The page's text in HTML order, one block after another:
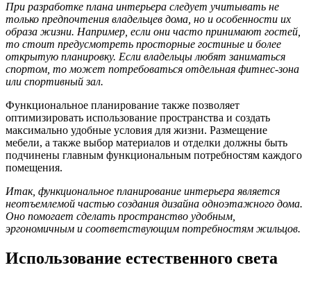
При разработке плана интерьера следует учитывать не
только предпочтения владельцев дома, но и особенности их
образа жизни. Например, если они часто принимают гостей,
то стоит предусмотреть просторные гостиные и более
открытую планировку. Если владельцы любят заниматься
спортом, то может потребоваться отдельная фитнес-зона
или спортивный зал.
Функциональное планирование также позволяет
оптимизировать использование пространства и создать
максимально удобные условия для жизни. Размещение
мебели, а также выбор материалов и отделки должны быть
подчинены главным функциональным потребностям каждого
помещения.
Итак, функциональное планирование интерьера является
неотъемлемой частью создания дизайна одноэтажного дома.
Оно помогает сделать пространство удобным,
эргономичным и соответствующим потребностям жильцов.
Использование естественного света